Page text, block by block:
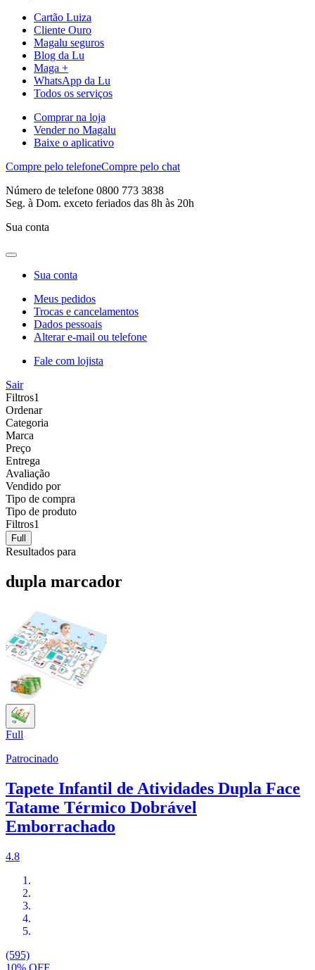
Cartão Luiza
Cliente Ouro
Magalu seguros
Blog da Lu
Maga +
WhatsApp da Lu
Todos os serviços
Comprar na loja
Vender no Magalu
Baixe o aplicativo
Compre pelo telefoneCompre pelo chat
Número de telefone 0800 773 3838
Seg. à Dom. exceto feriados das 8h às 20h
Sua conta
Sua conta
Meus pedidos
Trocas e cancelamentos
Dados pessoais
Alterar e-mail ou telefone
Fale com lojista
Sair
Filtros1
Ordenar
Categoria
Marca
Preço
Entrega
Avaliação
Vendido por
Tipo de compra
Tipo de produto
Filtros1
Full
Resultados para
dupla marcador
Full
Patrocinado
Tapete Infantil de Atividades Dupla Face
Tatame Térmico Dobrável
Emborrachado
4.8
(595)